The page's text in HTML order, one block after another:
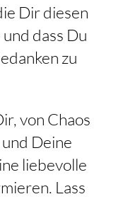
Dir diesen
dass Du
zu
von Chaos
Deine
liebevolle
Lass